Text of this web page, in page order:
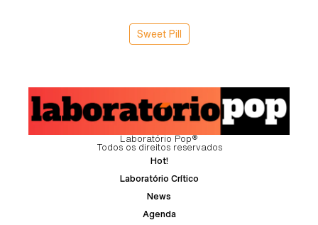
Sweet Pill
Laboratório Pop®
Todos os direitos reservados
Hot!
Laboratório Crítico
News
Agenda